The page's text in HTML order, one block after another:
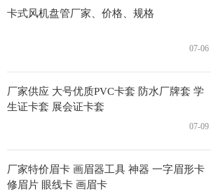
卡式风机盘管厂家、价格、规格
07-06
厂家供应 大号优质PVC卡套 防水厂牌套 学
生证卡套 展会证卡套
07-09
厂家特价眉卡 画眉器工具 神器 一字眉形卡
修眉片 眼线卡 画眉卡